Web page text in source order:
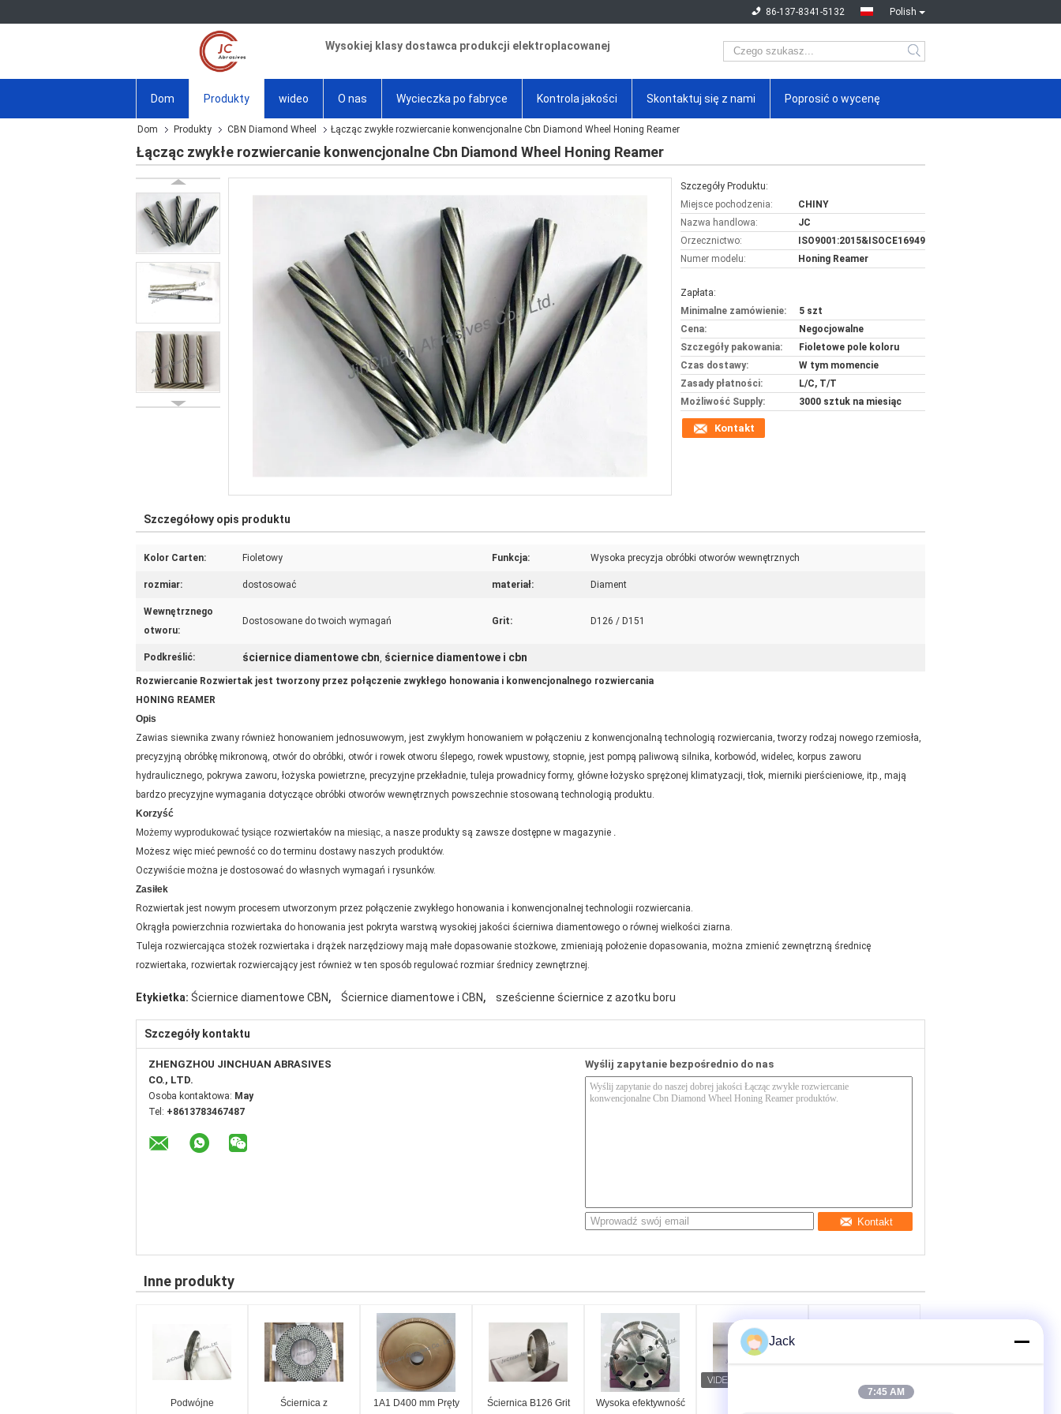
Polish
86-137-8341-5132
Wysokiej klasy dostawca produkcji elektroplacowanej
Dom Produkty wideo O nas Wycieczka po fabryce Kontrola jakości Skontaktuj się z nami Poprosić o wycenę
Dom Produkty CBN Diamond Wheel Łącząc zwykłe rozwiercanie konwencjonalne Cbn Diamond Wheel Honing Reamer
Łącząc zwykłe rozwiercanie konwencjonalne Cbn Diamond Wheel Honing Reamer
Szczegóły Produktu:
Miejsce pochodzenia:
CHINY
Nazwa handlowa:
JC
Orzecznictwo:
ISO9001:2015&ISOCE16949
Numer modelu:
Honing Reamer
Zapłata:
Minimalne zamówienie:
5 szt
Cena:
Negocjowalne
Szczegóły pakowania:
Fioletowe pole koloru
Czas dostawy:
W tym momencie
Zasady płatności:
L/C, T/T
Możliwość Supply:
3000 sztuk na miesiąc
Kontakt
Szczegółowy opis produktu
Kolor Carten: Fioletowy Funkcja: Wysoka precyzja obróbki otworów wewnętrznych
rozmiar: dostosować materiał: Diament
Wewnętrznego
otworu:
Dostosowane do twoich wymagań Grit: D126 / D151
Podkreślić: ściernice diamentowe cbn, ściernice diamentowe i cbn
Rozwiercanie Rozwiertak jest tworzony przez połączenie zwykłego honowania i konwencjonalnego rozwiercania
HONING REAMER
Opis
Zawias siewnika zwany również honowaniem jednosuwowym, jest zwykłym honowaniem w połączeniu z konwencjonalną technologią rozwiercania, tworzy rodzaj nowego rzemiosła,
precyzyjną obróbkę mikronową, otwór do obróbki, otwór i rowek otworu ślepego, rowek wpustowy, stopnie, jest pompą paliwową silnika, korbowód, widelec, korpus zaworu
hydraulicznego, pokrywa zaworu, łożyska powietrzne, precyzyjne przekładnie, tuleja prowadnicy formy, główne łożysko sprężonej klimatyzacji, tłok, mierniki pierścieniowe, itp., mają
bardzo precyzyjne wymagania dotyczące obróbki otworów wewnętrznych powszechnie stosowaną technologią produktu.
Korzyść
Możemy wyprodukować tysiące rozwiertaków na miesiąc, a nasze produkty są zawsze dostępne w magazynie .
Możesz więc mieć pewność co do terminu dostawy naszych produktów.
Oczywiście można je dostosować do własnych wymagań i rysunków.
Zasiłek
Rozwiertak jest nowym procesem utworzonym przez połączenie zwykłego honowania i konwencjonalnej technologii rozwiercania.
Okrągła powierzchnia rozwiertaka do honowania jest pokryta warstwą wysokiej jakości ścierniwa diamentowego o równej wielkości ziarna.
Tuleja rozwiercająca stożek rozwiertaka i drążek narzędziowy mają małe dopasowanie stożkowe, zmieniają położenie dopasowania, można zmienić zewnętrzną średnicę
rozwiertaka, rozwiertak rozwiercający jest również w ten sposób regulować rozmiar średnicy zewnętrznej.
Etykietka: Ściernice diamentowe CBN, Ściernice diamentowe i CBN, sześcienne ściernice z azotku boru
Szczegóły kontaktu
ZHENGZHOU JINCHUAN ABRASIVES
CO., LTD.
Osoba kontaktowa: May
Tel: +8613783467487
Wyślij zapytanie bezpośrednio do nas
Kontakt
Inne produkty
Podwójne
Ściernica z
1A1 D400 mm Pręty
Ściernica B126 Grit
Wysoka efektywność
Jack
7:45 AM